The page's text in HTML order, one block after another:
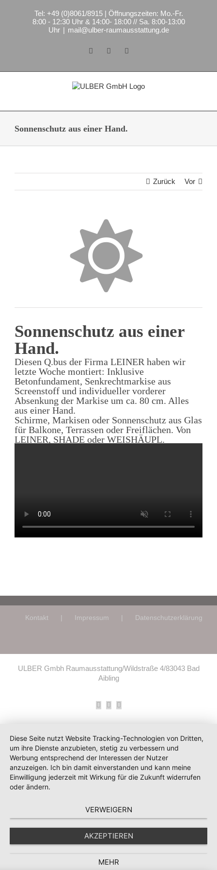
Tel: +49 (0)8061/8915 | Öffnungszeiten: Mo.-Fr.
8:00 - 12:30 Uhr & 14:00- 18:00 // Sa. 8:00-13:00
Uhr | mail@ulber-raumausstattung.de
FacebookInstagram
E-
Sonnenschutz aus einer Hand.
Zurück Vor
Sonnenschutz aus einer
Hand.
Diesen Q.bus der Firma LEINER haben wir
letzte Woche montiert: Inklusive
Betonfundament, Senkrechtmarkise aus
Screenstoff und individueller vorderer
Absenkung der Markise um ca. 80 cm. Alles
aus einer Hand.
Schirme, Markisen oder Sonnenschutz aus Glas
für Balkone, Terrassen oder Freiflächen. Von
LEINER, SHADE oder WEISHÄUPL.
Kontakt Impressum Datenschutzerklärung
ULBER Gmbh Raumausstattung/Wildstraße 4/83043 Bad
Aibling
Facebook
Instagram
E-
Diese Seite nutzt Website Tracking-Technologien von Dritten,
um ihre Dienste anzubieten, stetig zu verbessern und
Werbung entsprechend der Interessen der Nutzer
anzuzeigen. Ich bin damit einverstanden und kann meine
Einwilligung jederzeit mit Wirkung für die Zukunft widerrufen
oder ändern.
VERWEIGERN
AKZEPTIEREN
MEHR